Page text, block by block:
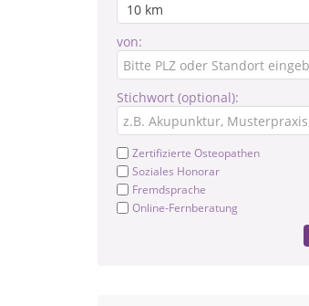
von:
Stichwort (optional):
Zertifizierte Osteopathen
Soziales Honorar
Fremdsprache
Online-Fernberatung